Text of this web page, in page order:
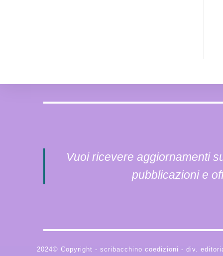
Vuoi ricevere aggiornamenti
pubblicazioni e
2024© Copyright - scribacchino coedizioni - div.